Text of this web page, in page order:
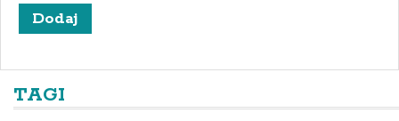
TAGI